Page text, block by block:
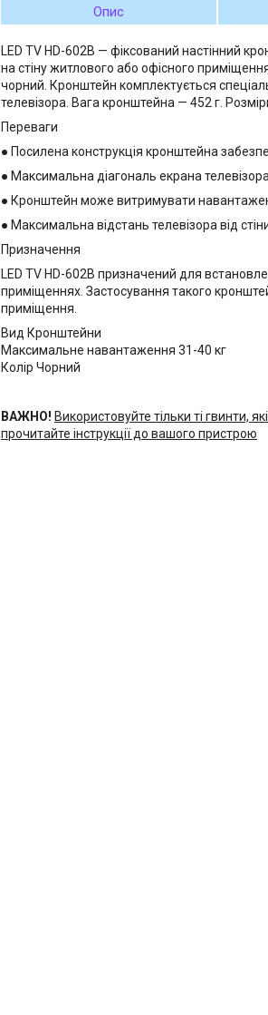
Опис
LED TV HD-602B — фіксований настінний
на стіну житлового або офісного
чорний. Кронштейн комплектується
телевізора. Вага кронштейна — 452 г.
Переваги
● Посилена конструкція кронштейна
● Максимальна діагональ екрана
● Кронштейн може витримувати
● Максимальна відстань телевізора від
Призначення
LED TV HD-602B призначений для
приміщеннях. Застосування такого
приміщення.
Вид Кронштейни
Максимальне навантаження 31-40 кг
Колір Чорний
ВАЖНО! Використовуйте тільки ті гвинти,
прочитайте інструкції до вашого пристрою